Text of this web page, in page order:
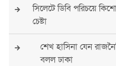
সিলেটে ডিবি পরিচয়ে
চেষ্টা
শেখ হাসিনা যেন
বলল ঢাকা